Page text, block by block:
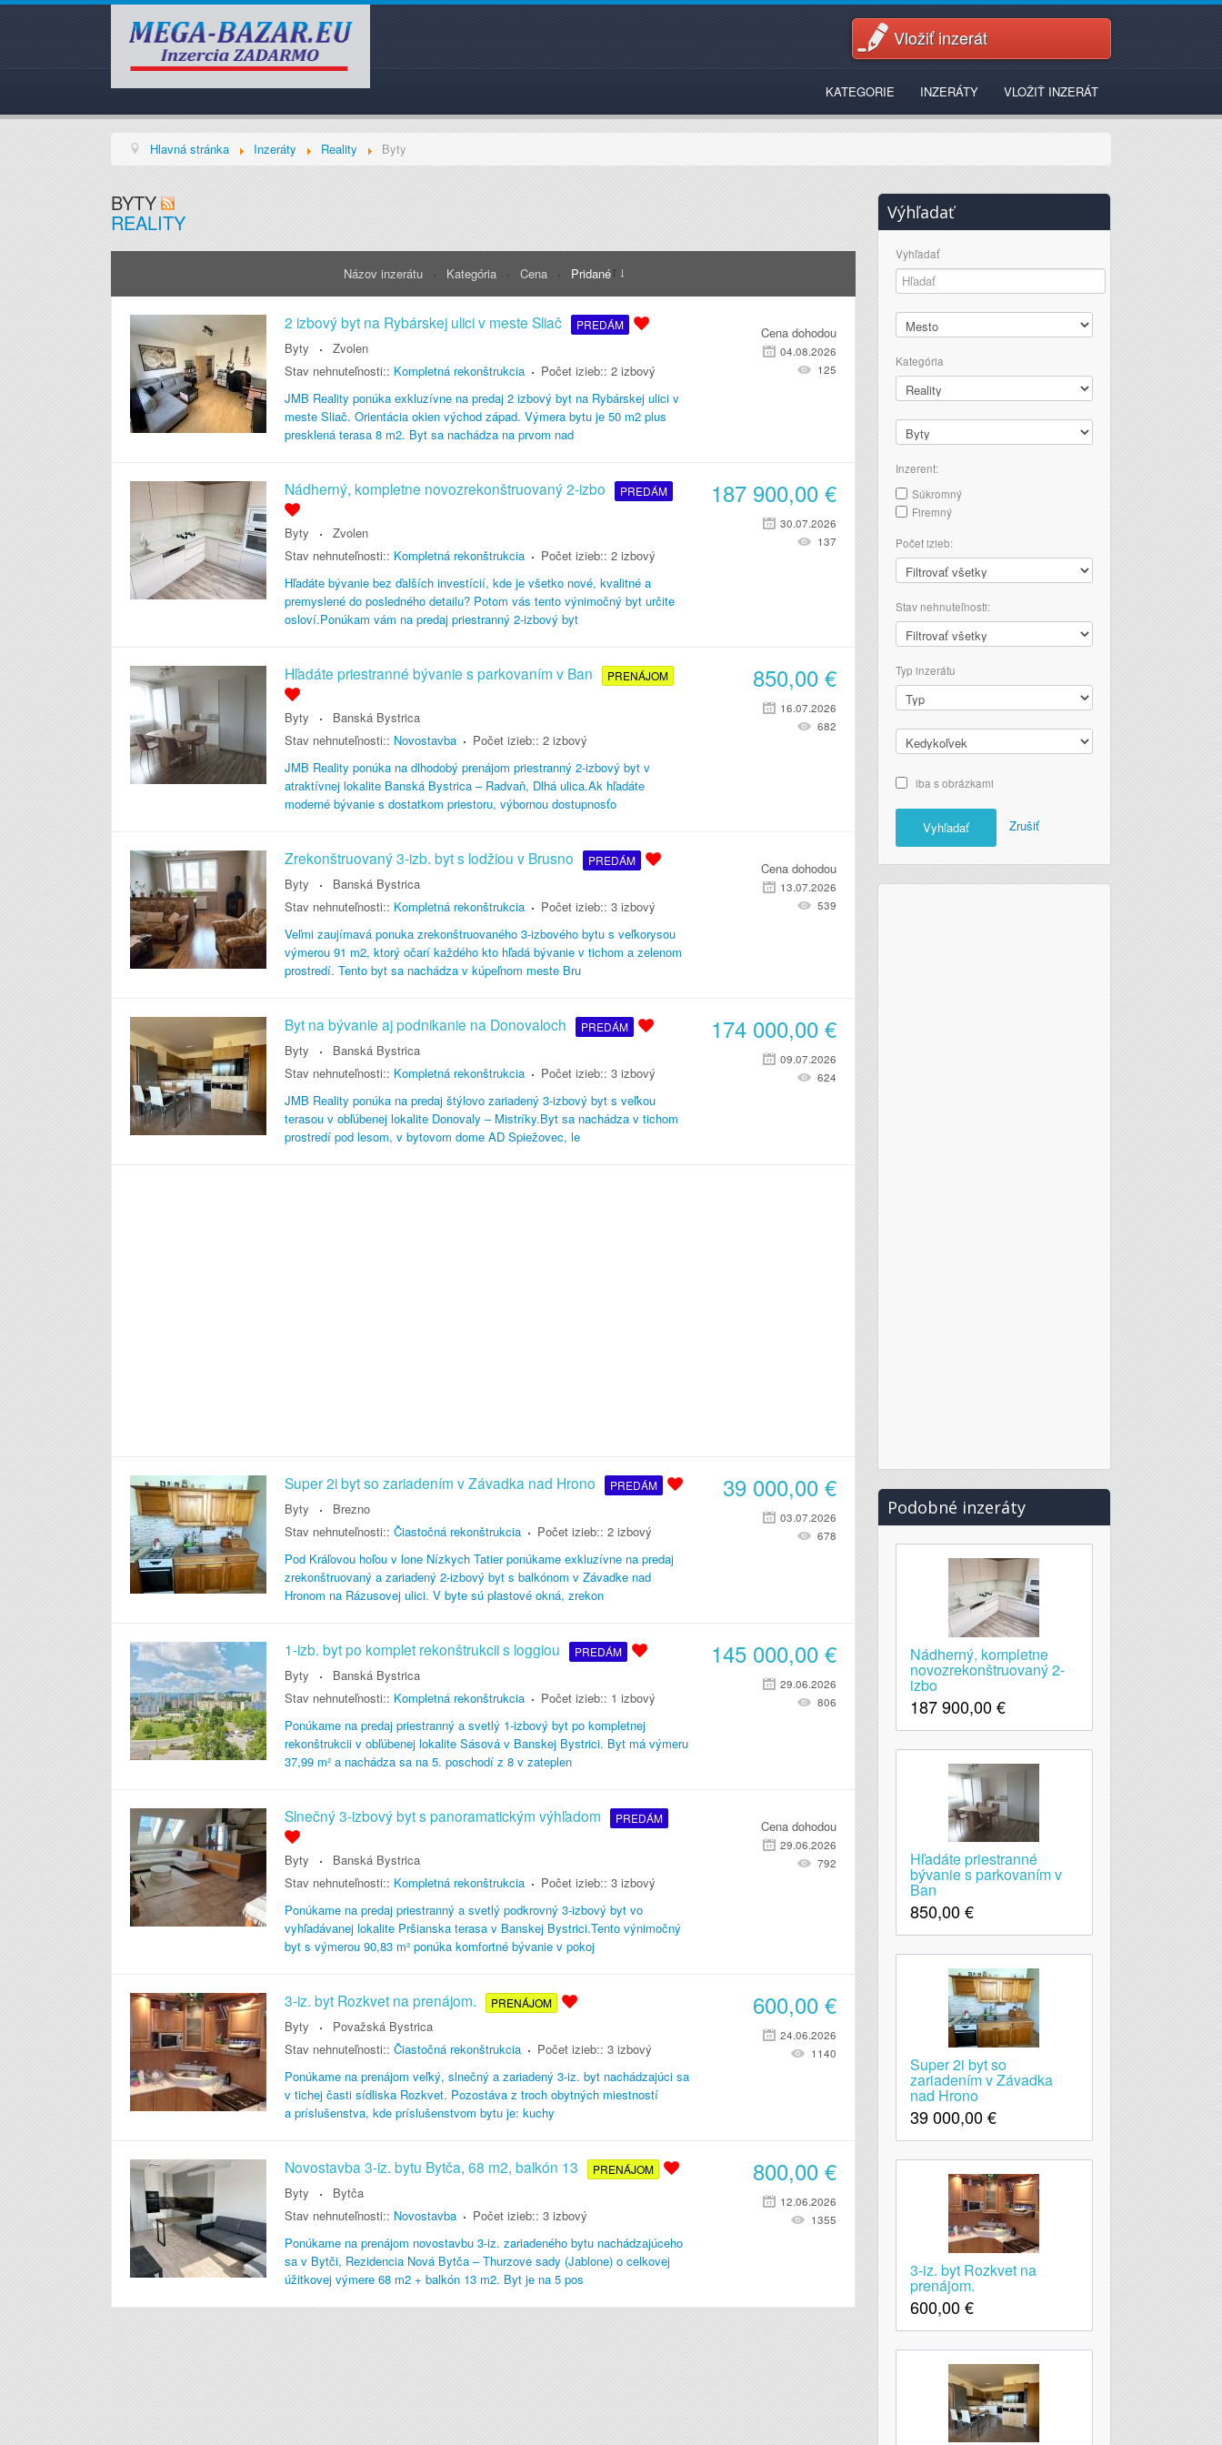
Vložiť inzerát
KATEGORIE INZERÁTY VLOŽIŤ INZERÁT
Hlavná stránka Inzeráty Reality Byty
BYTY
REALITY
Názov inzerátu Kategória Cena Pridané
2 izbový byt na Rybárskej ulici v meste Sliač PREDÁM
Byty
Zvolen
Stav nehnuteľnosti:: Kompletná rekonštrukcia Počet izieb:: 2 izbový
JMB Reality ponúka exkluzívne na predaj 2 izbový byt na Rybárskej ulici v
meste Sliač. Orientácia okien východ západ. Výmera bytu je 50 m2 plus
presklená terasa 8 m2. Byt sa nachádza na prvom nad
Cena dohodou
04.08.2026
125
Nádherný, kompletne novozrekonštruovaný 2-izbo PREDÁM
Byty
Zvolen
Stav nehnuteľnosti:: Kompletná rekonštrukcia Počet izieb:: 2 izbový
Hľadáte bývanie bez ďalších investícií, kde je všetko nové, kvalitné a
premyslené do posledného detailu? Potom vás tento výnimočný byt určite
osloví.Ponúkam vám na predaj priestranný 2-izbový byt
187 900,00 €
30.07.2026
137
Hľadáte priestranné bývanie s parkovaním v Ban PRENÁJOM
Byty
Banská Bystrica
Stav nehnuteľnosti:: Novostavba Počet izieb:: 2 izbový
JMB Reality ponúka na dlhodobý prenájom priestranný 2-izbový byt v
atraktívnej lokalite Banská Bystrica – Radvaň, Dlhá ulica.Ak hľadáte
moderné bývanie s dostatkom priestoru, výbornou dostupnosťo
850,00 €
16.07.2026
682
Zrekonštruovaný 3-izb. byt s lodžiou v Brusno PREDÁM
Byty
Banská Bystrica
Stav nehnuteľnosti:: Kompletná rekonštrukcia Počet izieb:: 3 izbový
Veľmi zaujímavá ponuka zrekonštruovaného 3-izbového bytu s veľkorysou
výmerou 91 m2, ktorý očarí každého kto hľadá bývanie v tichom a zelenom
prostredí. Tento byt sa nachádza v kúpeľnom meste Bru
Cena dohodou
13.07.2026
539
Byt na bývanie aj podnikanie na Donovaloch PREDÁM
Byty
Banská Bystrica
Stav nehnuteľnosti:: Kompletná rekonštrukcia Počet izieb:: 3 izbový
JMB Reality ponúka na predaj štýlovo zariadený 3-izbový byt s veľkou
terasou v obľúbenej lokalite Donovaly – Mistríky.Byt sa nachádza v tichom
prostredí pod lesom, v bytovom dome AD Spiežovec, le
174 000,00 €
09.07.2026
624
Super 2i byt so zariadením v Závadka nad Hrono PREDÁM
Byty
Brezno
Stav nehnuteľnosti:: Čiastočná rekonštrukcia Počet izieb:: 2 izbový
Pod Kráľovou hoľou v lone Nízkych Tatier ponúkame exkluzívne na predaj
zrekonštruovaný a zariadený 2-izbový byt s balkónom v Závadke nad
Hronom na Rázusovej ulici. V byte sú plastové okná, zrekon
39 000,00 €
03.07.2026
678
1-izb. byt po komplet rekonštrukcii s loggiou PREDÁM
Byty
Banská Bystrica
Stav nehnuteľnosti:: Kompletná rekonštrukcia Počet izieb:: 1 izbový
Ponúkame na predaj priestranný a svetlý 1-izbový byt po kompletnej
rekonštrukcii v obľúbenej lokalite Sásová v Banskej Bystrici. Byt má výmeru
37,99 m² a nachádza sa na 5. poschodí z 8 v zateplen
145 000,00 €
29.06.2026
806
Slnečný 3-izbový byt s panoramatickým výhľadom PREDÁM
Byty
Banská Bystrica
Stav nehnuteľnosti:: Kompletná rekonštrukcia Počet izieb:: 3 izbový
Ponúkame na predaj priestranný a svetlý podkrovný 3-izbový byt vo
vyhľadávanej lokalite Pršianska terasa v Banskej Bystrici.Tento výnimočný
byt s výmerou 90,83 m² ponúka komfortné bývanie v pokoj
Cena dohodou
29.06.2026
792
3-iz. byt Rozkvet na prenájom. PRENÁJOM
Byty
Považská Bystrica
Stav nehnuteľnosti:: Čiastočná rekonštrukcia Počet izieb:: 3 izbový
Ponúkame na prenájom veľký, slnečný a zariadený 3-iz. byt nachádzajúci sa
v tichej časti sídliska Rozkvet. Pozostáva z troch obytných miestností
a príslušenstva, kde príslušenstvom bytu je: kuchy
600,00 €
24.06.2026
1140
Novostavba 3-iz. bytu Bytča, 68 m2, balkón 13 PRENÁJOM
Byty
Bytča
Stav nehnuteľnosti:: Novostavba Počet izieb:: 3 izbový
Ponúkame na prenájom novostavbu 3-iz. zariadeného bytu nachádzajúceho
sa v Bytči, Rezidencia Nová Bytča – Thurzove sady (Jablone) o celkovej
úžitkovej výmere 68 m2 + balkón 13 m2. Byt je na 5 pos
800,00 €
12.06.2026
1355
Výhľadať
Vyhľadať
Kategória
Inzerent:
Súkromný
Firemný
Počet izieb:
Stav nehnuteľnosti:
Typ inzerátu
iba s obrázkami
Vyhľadať Zrušiť
Podobné inzeráty
Nádherný, kompletne
novozrekonštruovaný 2-
izbo
187 900,00 €
Hľadáte priestranné
bývanie s parkovaním v
Ban
850,00 €
Super 2i byt so
zariadením v Závadka
nad Hrono
39 000,00 €
3-iz. byt Rozkvet na
prenájom.
600,00 €